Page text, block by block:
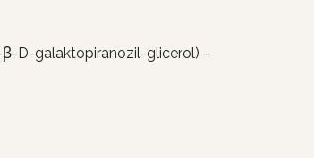
β-D-galaktopiranozil-glicerol) –